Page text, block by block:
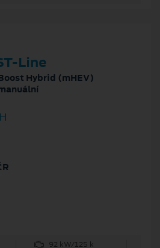
Line
Hybrid (mHEV)
92 kW/125 k